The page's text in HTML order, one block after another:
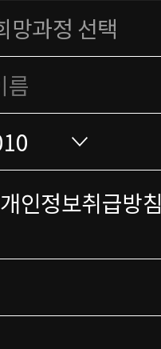
개인정보취급방침